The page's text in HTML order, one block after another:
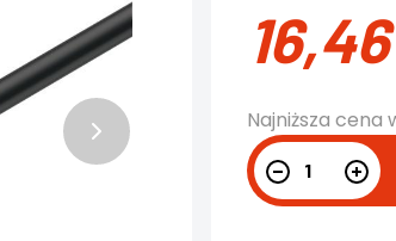
Najniższa